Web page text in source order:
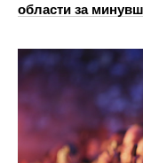
области за